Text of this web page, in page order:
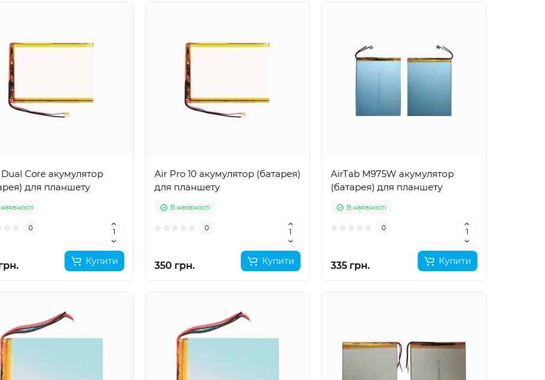
Dual Core акумулятор
для планшету
0
Купити
Air Pro 10 акумулятор (батарея)
для планшету
В наявності
0
350 грн. Купити
AirTab M975W акумулятор
(батарея) для планшету
В наявності
0
335 грн. Купити